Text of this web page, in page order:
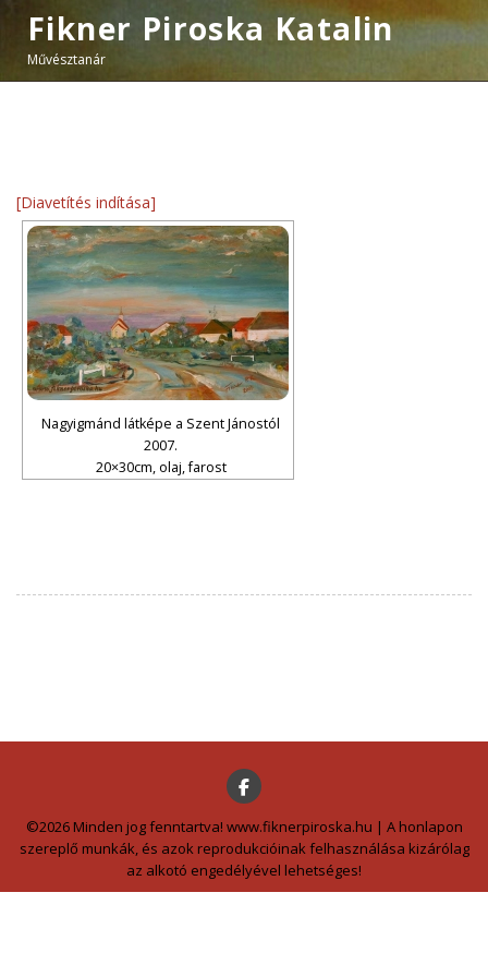
Fikner Piroska Katalin
Művésztanár
[Diavetítés indítása]
Nagyigmánd látképe a Szent Jánostól
2007.
20×30cm, olaj, farost
©2026 Minden jog fenntartva! www.fiknerpiroska.hu | A honlapon
szereplő munkák, és azok reprodukcióinak felhasználása kizárólag
az alkotó engedélyével lehetséges!